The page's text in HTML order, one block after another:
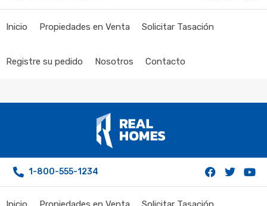
Inicio Propiedades en Venta Solicitar Tasación
Registre su pedido Nosotros Contacto
1-800-555-1234